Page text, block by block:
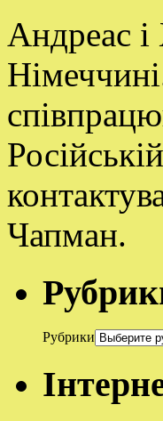
Андреас і
Чапман.
Рубрики